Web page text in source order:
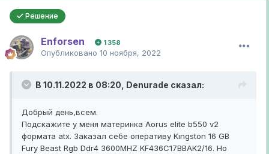
Решение
Enforsen 1 358
Опубликовано 10 ноября, 2022
В 10.11.2022 в 08:20, Denurade сказал:
Добрый день,всем.
Подскажите у меня материнка Aorus elite b550 v2
формата atx. Заказал себе оперативу Kıngston 16 GB
Fury Beast Rgb Ddr4 3600MHZ KF436C17BBAK2/16. Но